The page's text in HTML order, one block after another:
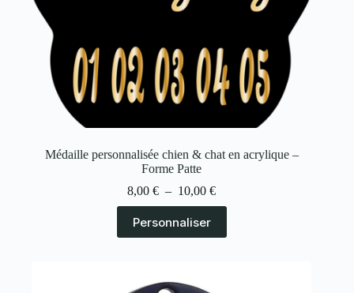
Médaille personnalisée chien & chat en acrylique –
Forme Patte
8,00€ – 10,00€
Personnaliser